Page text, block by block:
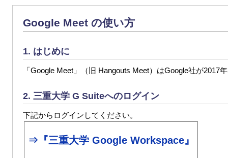
Google Meet の使い方
1. はじめに
「Google Meet」（旧 Hangouts Meet）はGoogle社が
2. 三重大学 G Suiteへのログイン
下記からログインしてください。
⇒『三重大学 Google Workspace』